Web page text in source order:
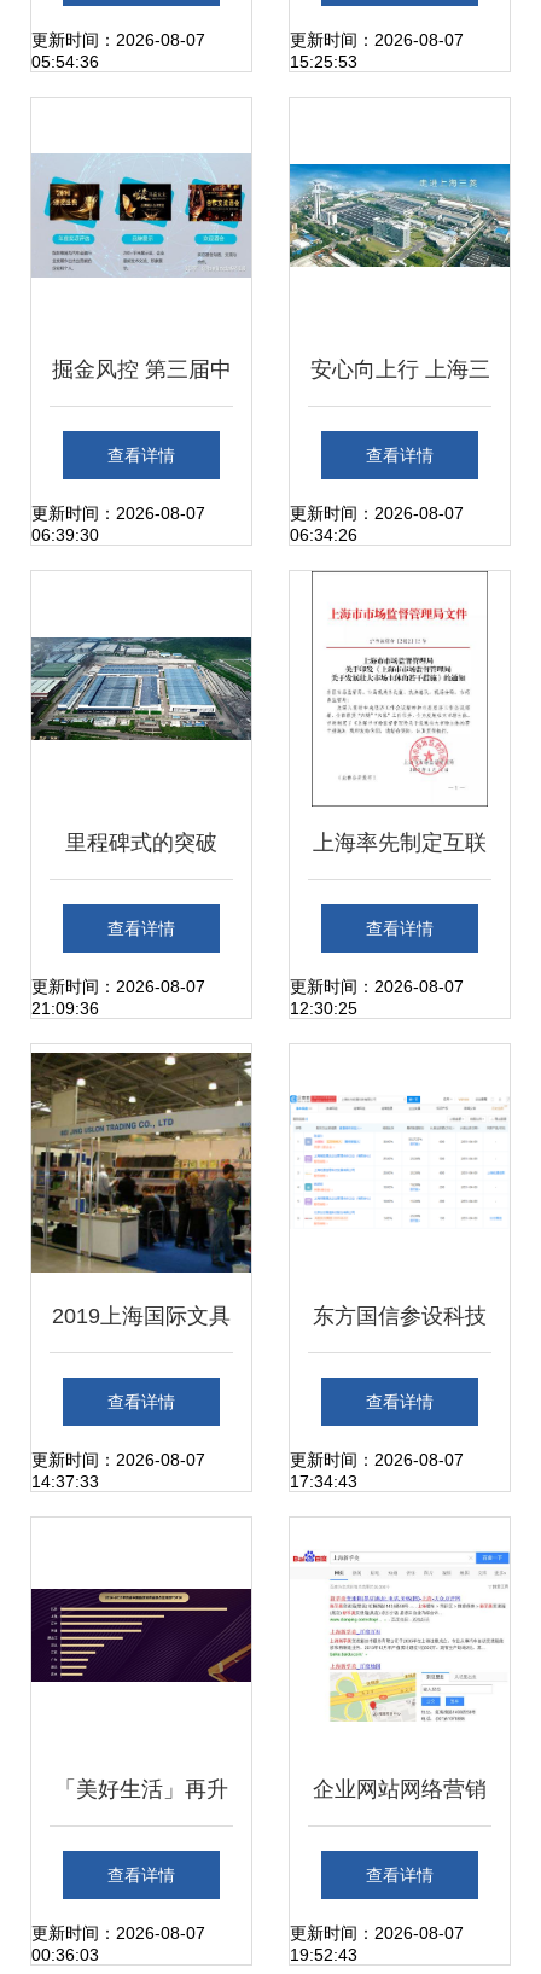
斩获团体二等奖，
售实力
更新时间：2026-08-07
05:54:36
慧与共，致富同行
更新时间：2026-08-07
15:25:53
掘金风控 第三届中
国汽车金融产业大
会花落上海，风控
查看详情
更新时间：2026-08-07
06:39:30
安心向上行 上海三
菱电梯加持下的罗
定智慧生活
查看详情
更新时间：2026-08-07
06:34:26
里程碑式的突破
1000公里续航电动
车与赛力斯核心技
术的碰撞
查看详情
更新时间：2026-08-07
21:09:36
上海率先制定互联
网营销算法与盲盒
合规指引，引领新
查看详情
更新时间：2026-08-07
12:30:25
2019上海国际文具
展 拥抱互联网销售
新纪元
查看详情
更新时间：2026-08-07
14:37:33
东方国信参设科技
新公司，注册资本
2000万元聚焦上海
查看详情
更新时间：2026-08-07
17:34:43
「美好生活」再升
级 2018互联网+中
国品牌发展报告解
查看详情
更新时间：2026-08-07
00:36:03
企业网站网络营销
需警惕对手“网络黑
手”攻击，上海添力
查看详情
更新时间：2026-08-07
19:52:43